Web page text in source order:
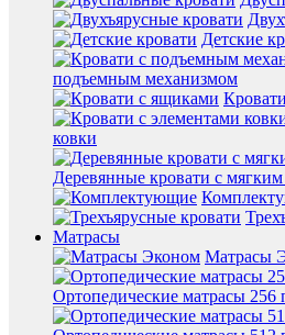
Детские
подъемным механизмом
ковки
Деревянные кровати с мягким
Матрасы
Матрасы
Ортопедические матрасы